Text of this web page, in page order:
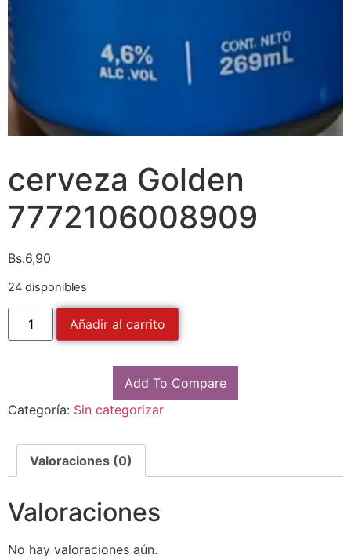
cerveza Golden
7772106008909
Bs.6,90
24 disponibles
Añadir al carrito
Add To Compare
Categoría: Sin categorizar
Valoraciones (0)
Valoraciones
No hay valoraciones aún.